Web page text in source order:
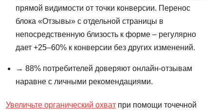
прямой видимости от точки конверсии. Перенос
блока «Отзывы» с отдельной страницы в
непосредственную близость к форме – регулярно
дает +25–60% к конверсии без других изменений.
→ 88% потребителей доверяют онлайн-отзывам
наравне с личными рекомендациями.
Увеличьте органический охват при помощи точечной